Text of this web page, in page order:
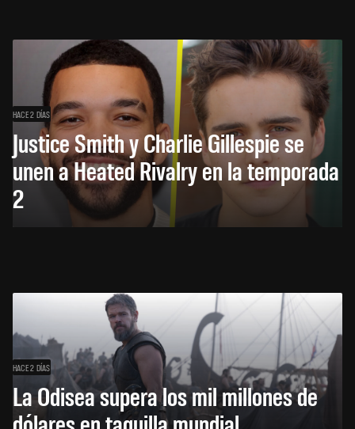
HACE 2 DÍAS
Justice Smith y Charlie Gillespie se
unen a Heated Rivalry en la temporada
2
HACE 2 DÍAS
La Odisea supera los mil millones de